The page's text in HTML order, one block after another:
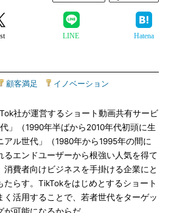
LINE Hatena
顧客満足 イノベーション
社が運営するショート動画共有サービ
」（1990年半ばから2010年代初頭に生
アル世代」（1980年から1995年の間に
るエンドユーザーから根強い人気を得て
消費者向けビジネスを手掛ける企業にと
たらす。TikTokをはじめとするショート
く活用することで、若者世代をターゲッ